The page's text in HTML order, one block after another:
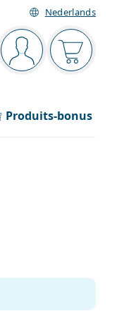
Nederlands
Barre de navigation
Vous êtesVotre
Produits-bonus